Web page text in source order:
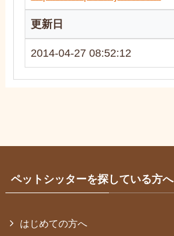
更新日
2014-04-27 08:52:12
ペットシッターを探している方へ
はじめての方へ